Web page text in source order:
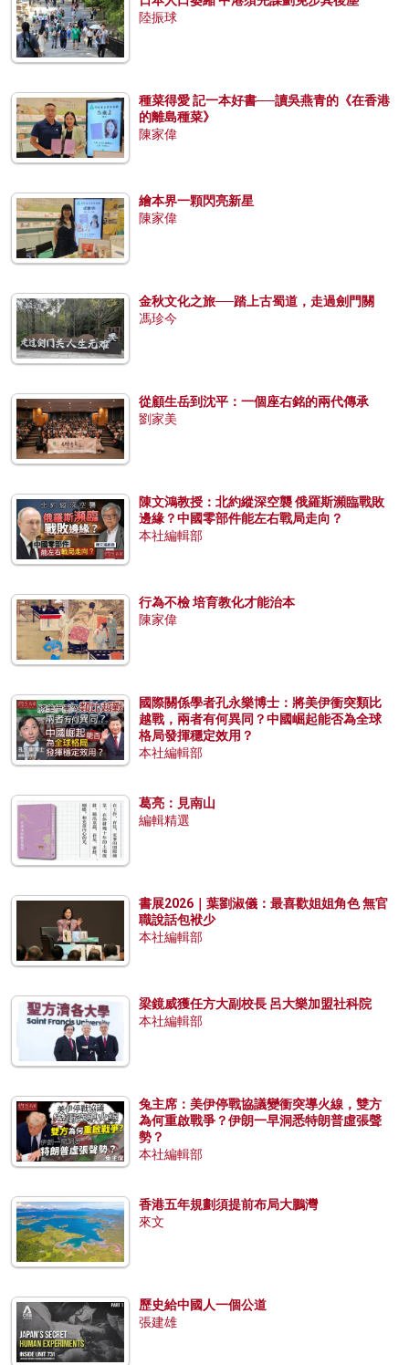
陸振球
種菜得愛 記一本好書──讀吳燕青的《在香港
的離島種菜》
陳家偉
繪本界一顆閃亮新星
陳家偉
金秋文化之旅──踏上古蜀道，走過劍門關
馮珍今
從顧生岳到沈平：一個座右銘的兩代傳承
劉家美
陳文鴻教授：北約縱深空襲 俄羅斯瀕臨戰敗
邊緣？中國零部件能左右戰局走向？
本社編輯部
行為不檢 培育教化才能治本
陳家偉
國際關係學者孔永樂博士：將美伊衝突類比
越戰，兩者有何異同？中國崛起能否為全球
格局發揮穩定效用？
本社編輯部
葛亮：見南山
編輯精選
書展2026｜葉劉淑儀：最喜歡姐姐角色 無官
職說話包袱少
本社編輯部
梁鏡威獲任方大副校長 呂大樂加盟社科院
本社編輯部
兔主席：美伊停戰協議變衝突導火線，雙方
為何重啟戰爭？伊朗一早洞悉特朗普虛張聲
勢？
本社編輯部
香港五年規劃須提前布局大鵬灣
來文
歷史給中國人一個公道
張建雄